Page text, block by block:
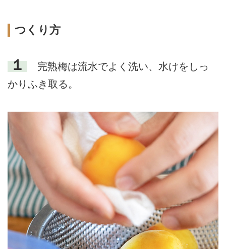
つくり方
１
完熟梅は流水でよく洗い、水けをしっ
かりふき取る。